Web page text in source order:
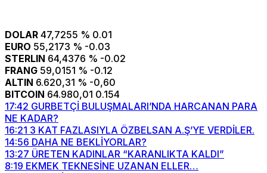
DOLAR 47,7255 % 0.01
EURO 55,2173 % -0.03
STERLIN 64,4376 % -0.02
FRANG 59,0151 % -0.12
ALTIN 6.620,31 % -0,60
BITCOIN 64.980,01 0.154
17:42 GURBETÇİ BULUŞMALARI’NDA HARCANAN PARA
NE KADAR?
16:21 3 KAT FAZLASIYLA ÖZBELSAN A.Ş’YE VERDİLER.
14:56 DAHA NE BEKLİYORLAR?
13:27 ÜRETEN KADINLAR “KARANLIKTA KALDI”
8:19 EKMEK TEKNESİNE UZANAN ELLER…